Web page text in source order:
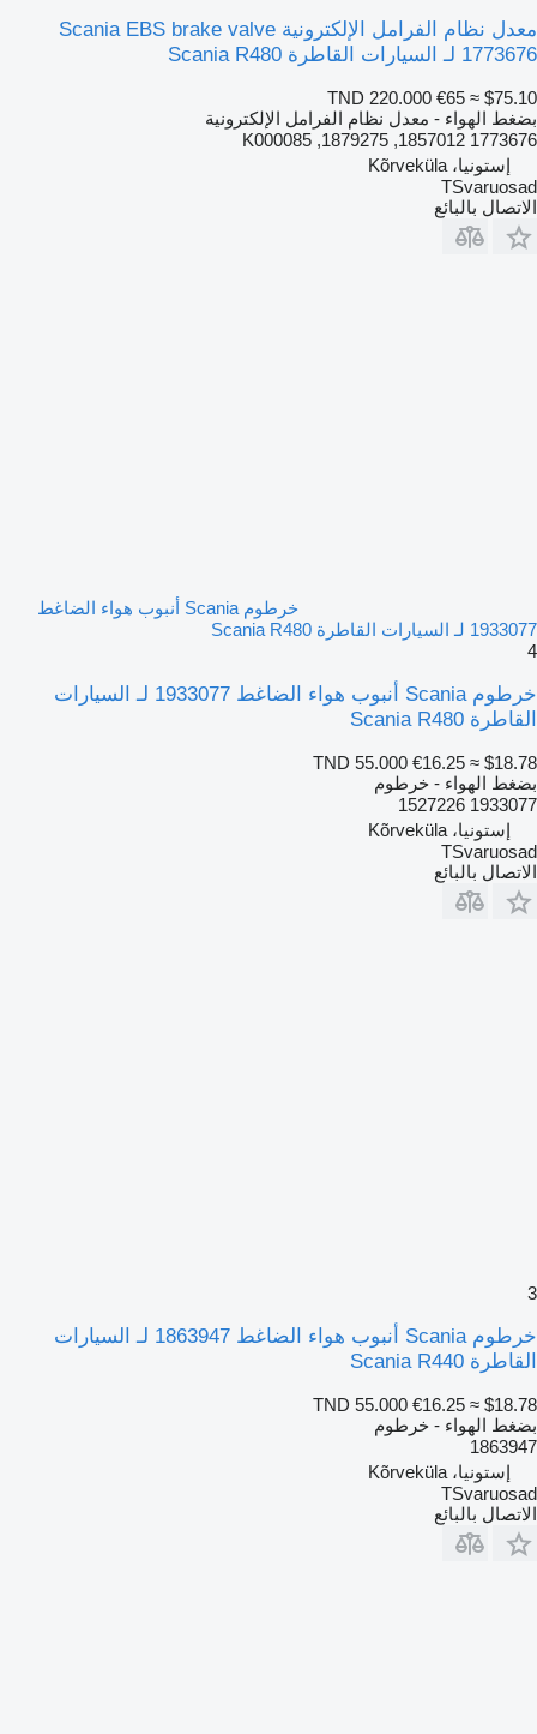
معدل نظام الفرامل الإلكترونية Scania EBS brake valve
1773676 لـ السيارات القاطرة Scania R480
TND 220.000 €65 ≈ $75.10
بضغط الهواء - معدل نظام الفرامل الإلكترونية
1773676 1857012, 1879275, K000085
إستونيا، Kõrveküla
TSvaruosad
الاتصال بالبائع
خرطوم Scania أنبوب هواء الضاغط
1933077 لـ السيارات القاطرة Scania R480
4
خرطوم Scania أنبوب هواء الضاغط 1933077 لـ السيارات
القاطرة Scania R480
TND 55.000 €16.25 ≈ $18.78
بضغط الهواء - خرطوم
1933077 1527226
إستونيا، Kõrveküla
TSvaruosad
الاتصال بالبائع
3
خرطوم Scania أنبوب هواء الضاغط 1863947 لـ السيارات
القاطرة Scania R440
TND 55.000 €16.25 ≈ $18.78
بضغط الهواء - خرطوم
1863947
إستونيا، Kõrveküla
TSvaruosad
الاتصال بالبائع